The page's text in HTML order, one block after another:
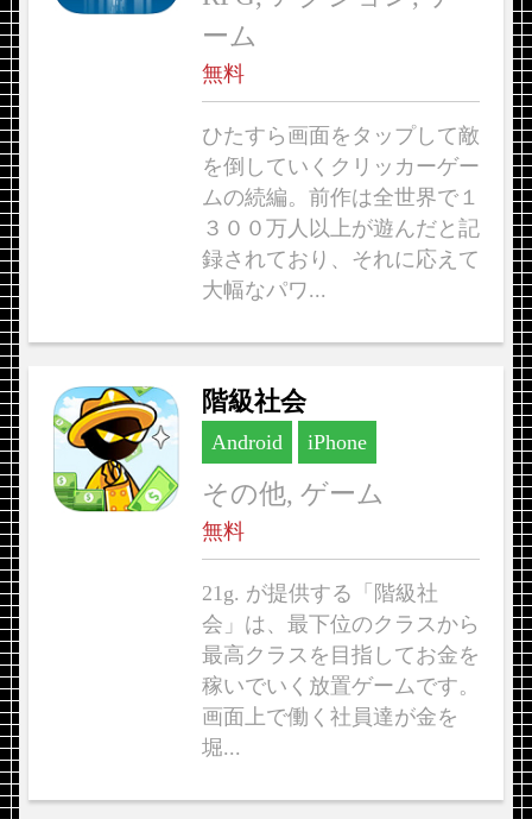
ーム
無料
ひたすら画面をタップして敵
を倒していくクリッカーゲー
ムの続編。前作は全世界で１
３００万人以上が遊んだと記
録されており、それに応えて
大幅なパワ...
階級社会
Android iPhone
その他, ゲーム
無料
21g. が提供する「階級社
会」は、最下位のクラスから
最高クラスを目指してお金を
稼いでいく放置ゲームです。
画面上で働く社員達が金を
堀...